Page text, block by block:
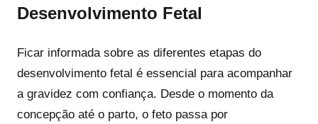
Desenvolvimento Fetal
Ficar informada sobre as diferentes etapas do
desenvolvimento fetal é essencial para acompanhar
a gravidez com confiança. Desde o momento da
concepção até o parto, o feto passa por